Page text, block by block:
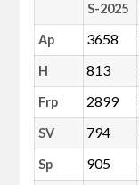
S-2025
Ap 3658
H 813
Frp 2899
SV 794
Sp 905